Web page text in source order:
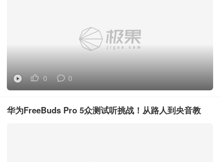
0 0
华为FreeBuds Pro 5众测试听挑战！从路人到央音教